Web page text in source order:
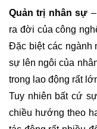
Quản trị nhân sự
ra đời của công
Đặc biệt các ngành
sự lên ngôi của
trong lao động rất
Tuy nhiên bất cứ
chiều hướng theo